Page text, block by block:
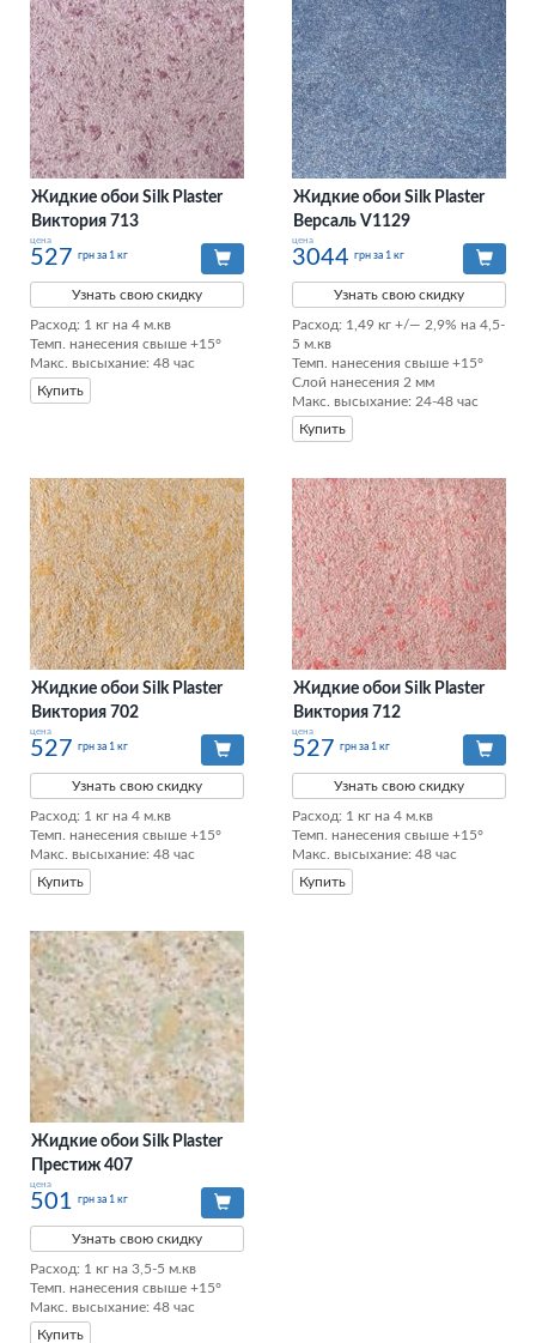
Жидкие обои Silk Plaster
Виктория 713
цена
527 грн за 1 кг
Узнать свою скидку
Расход: 1 кг на 4 м.кв
Темп. нанесения свыше +15°
Макс. высыхание: 48 час
Купить
Жидкие обои Silk Plaster
Версаль V1129
цена
3044 грн за 1 кг
Узнать свою скидку
Расход: 1,49 кг +/— 2,9% на 4,5-
5 м.кв
Темп. нанесения свыше +15°
Слой нанесения 2 мм
Макс. высыхание: 24-48 час
Купить
Жидкие обои Silk Plaster
Виктория 702
цена
527 грн за 1 кг
Узнать свою скидку
Расход: 1 кг на 4 м.кв
Темп. нанесения свыше +15°
Макс. высыхание: 48 час
Купить
Жидкие обои Silk Plaster
Виктория 712
цена
527 грн за 1 кг
Узнать свою скидку
Расход: 1 кг на 4 м.кв
Темп. нанесения свыше +15°
Макс. высыхание: 48 час
Купить
Жидкие обои Silk Plaster
Престиж 407
цена
501 грн за 1 кг
Узнать свою скидку
Расход: 1 кг на 3,5-5 м.кв
Темп. нанесения свыше +15°
Макс. высыхание: 48 час
Купить